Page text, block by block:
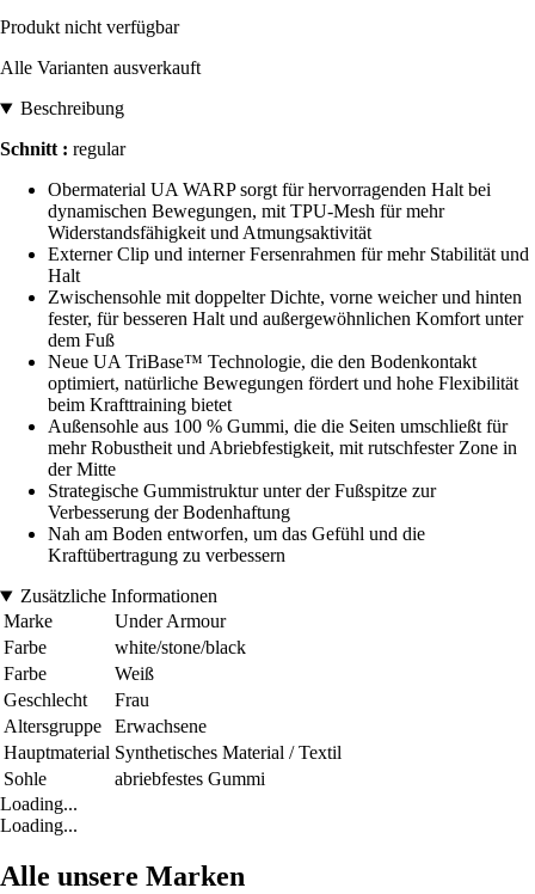
Produkt nicht verfügbar
Alle Varianten ausverkauft
Beschreibung
Schnitt : regular
Obermaterial UA WARP sorgt für hervorragenden Halt bei
dynamischen Bewegungen, mit TPU-Mesh für mehr
Widerstandsfähigkeit und Atmungsaktivität
Externer Clip und interner Fersenrahmen für mehr Stabilität und
Halt
Zwischensohle mit doppelter Dichte, vorne weicher und hinten
fester, für besseren Halt und außergewöhnlichen Komfort unter
dem Fuß
Neue UA TriBase™ Technologie, die den Bodenkontakt
optimiert, natürliche Bewegungen fördert und hohe Flexibilität
beim Krafttraining bietet
Außensohle aus 100 % Gummi, die die Seiten umschließt für
mehr Robustheit und Abriebfestigkeit, mit rutschfester Zone in
der Mitte
Strategische Gummistruktur unter der Fußspitze zur
Verbesserung der Bodenhaftung
Nah am Boden entworfen, um das Gefühl und die
Kraftübertragung zu verbessern
Zusätzliche Informationen
Marke
Under Armour
Farbe
white/stone/black
Farbe
Weiß
Geschlecht
Frau
Altersgruppe
Erwachsene
Hauptmaterial Synthetisches Material / Textil
Sohle
abriebfestes Gummi
Loading...
Loading...
Alle unsere Marken